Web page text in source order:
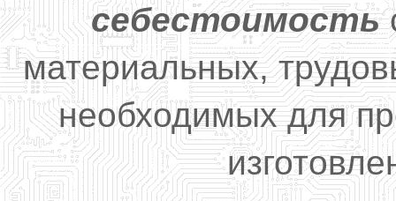
себестоимость
материальных,
необходимых для